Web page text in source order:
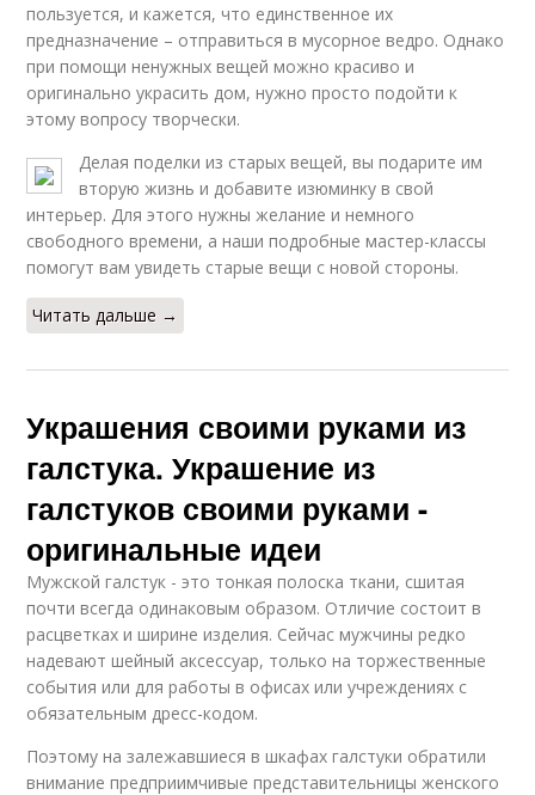
пользуется, и кажется, что единственное их
предназначение – отправиться в мусорное ведро. Однако
при помощи ненужных вещей можно красиво и
оригинально украсить дом, нужно просто подойти к
этому вопросу творчески.
Делая поделки из старых вещей, вы подарите им
вторую жизнь и добавите изюминку в свой
интерьер. Для этого нужны желание и немного
свободного времени, а наши подробные мастер-классы
помогут вам увидеть старые вещи с новой стороны.
Читать дальше →
Украшения своими руками из
галстука. Украшение из
галстуков своими руками -
оригинальные идеи
Мужской галстук - это тонкая полоска ткани, сшитая
почти всегда одинаковым образом. Отличие состоит в
расцветках и ширине изделия. Сейчас мужчины редко
надевают шейный аксессуар, только на торжественные
события или для работы в офисах или учреждениях с
обязательным дресс-кодом.
Поэтому на залежавшиеся в шкафах галстуки обратили
внимание предприимчивые представительницы женского